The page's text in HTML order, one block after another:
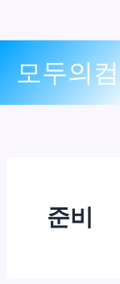
모두의컴
준비